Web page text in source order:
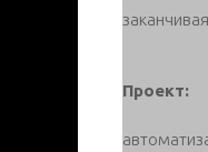
Проект: